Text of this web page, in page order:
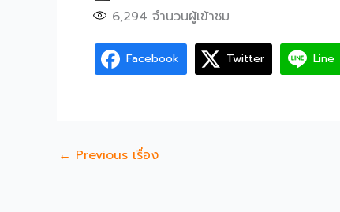
6,294 จำนวนผู้เข้าชม
Facebook Twitter Line
← Previous เรื่อง